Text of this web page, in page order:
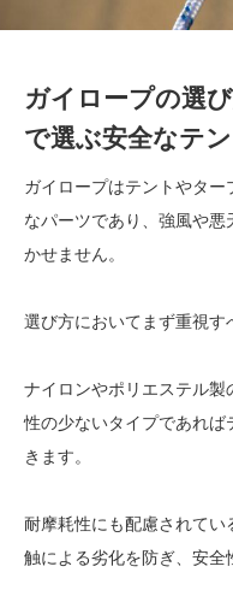
ガイロープの選
で選ぶ安全なテ
ガイロープはテントやタ
なパーツであり、強風や
かせません。
選び方においてまず重視す
ナイロンやポリエステル
性の少ないタイプであれ
きます。
耐摩耗性にも配慮されて
触による劣化を防ぎ、安全